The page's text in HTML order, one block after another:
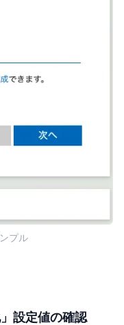
プル
設定値の確認